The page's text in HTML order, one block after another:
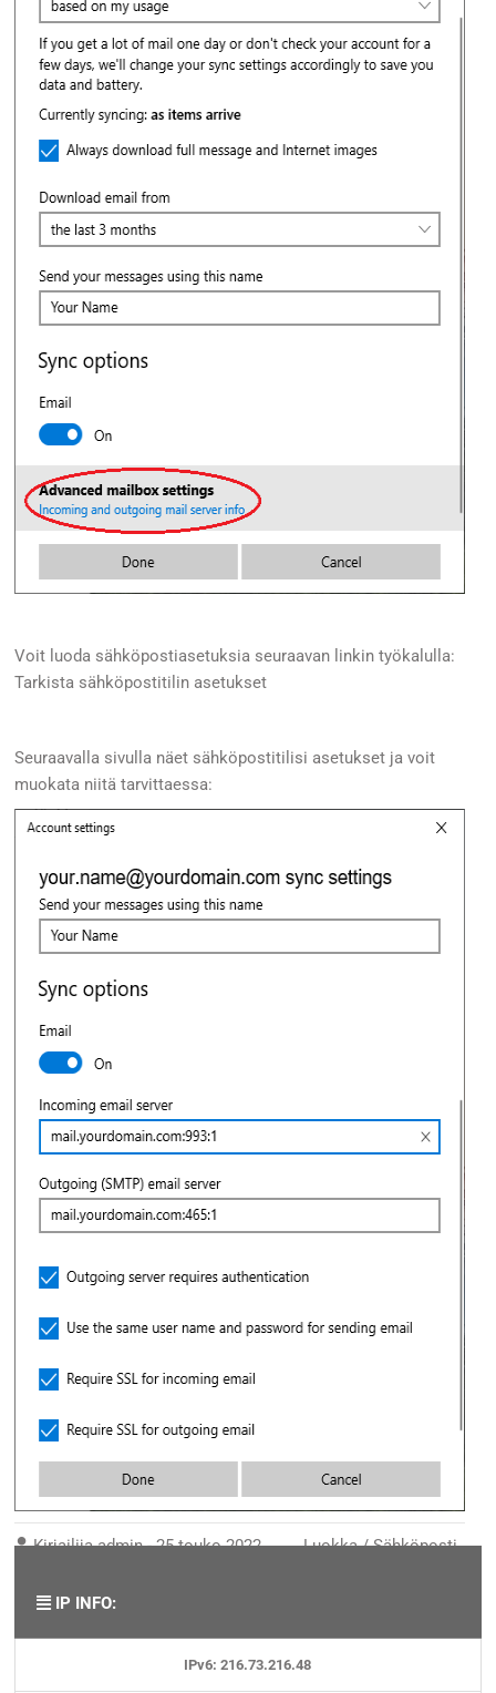
Voit luoda sähköpostiasetuksia seuraavan linkin työkalulla:
Tarkista sähköpostitilin asetukset
Seuraavalla sivulla näet sähköpostitilisi asetukset ja voit
muokata niitä tarvittaessa:
Kirjailijaadmin-25 touko 2022 Luokka /Sähköposti
IP INFO:
IPv6: 216.73.216.48